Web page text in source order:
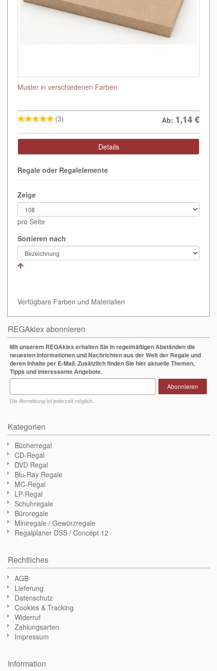
Muster in verschiedenen Farben
(3) Ab: 1,14€
Details
Regale oder Regalelemente
Zeige
pro Seite
Sortieren nach
Verfügbare Farben und Materialien
REGAklex abonnieren
Mit unserem REGAklex erhalten Sie in regelmäßigen Abständen die
neuesten Informationen und Nachrichten aus der Welt der Regale und
deren Inhalte per E-Mail. Zusätzlich finden Sie hier aktuelle Themen,
Tipps und interessante Angebote.
Die Abmeldung ist jederzeit möglich.
Abonnieren
Kategorien
Bücherregal
CD-Regal
DVD Regal
Blu-Ray Regale
MC-Regal
LP-Regal
Schuhregale
Büroregale
Miniregale / Gewürzregale
Regalplaner DSS / Concept 12
Rechtliches
AGB
Lieferung
Datenschutz
Cookies & Tracking
Widerruf
Zahlungsarten
Impressum
Information